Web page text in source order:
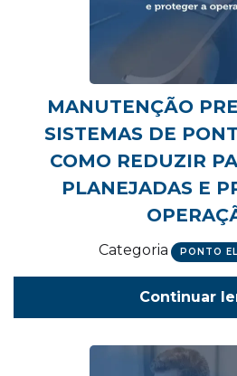
MANUTENÇÃO
SISTEMAS DE
COMO REDUZIR
PLANEJADAS E
Categoria PONTO
Continuar